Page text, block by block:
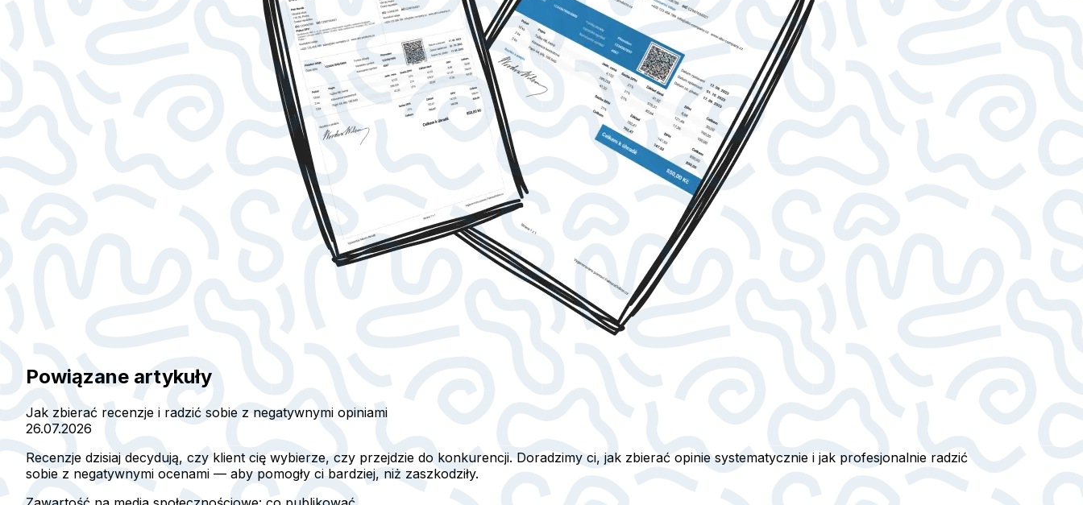
Powiązane artykuły
Jak zbierać recenzje i radzić sobie z negatywnymi opiniami
26.07.2026
Recenzje dzisiaj decydują, czy klient cię wybierze, czy przejdzie do konkurencji. Doradzimy ci, jak zbierać opinie systematycznie i jak profesjonalnie radzić
sobie z negatywnymi ocenami — aby pomogły ci bardziej, niż zaszkodziły.